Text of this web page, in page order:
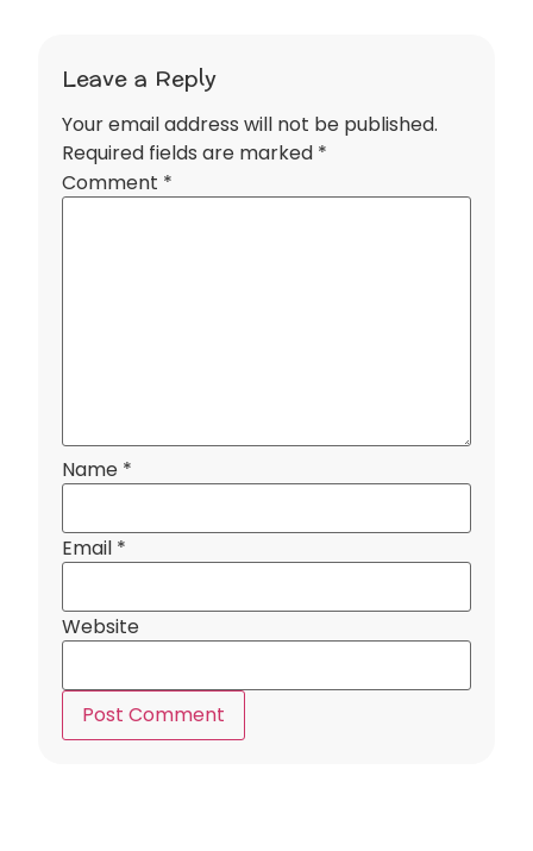
Leave a Reply
Your email address will not be published.
Required fields are marked *
Comment *
Name *
Email *
Website